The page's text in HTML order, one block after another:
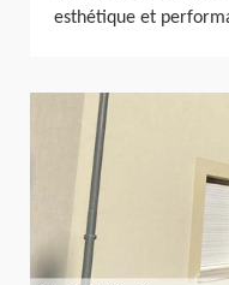
esthétique et